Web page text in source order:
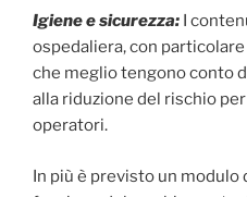
Igiene e sicurezza: I
ospedaliera, con
che meglio tengono conto
alla riduzione del rischio
operatori.
In più è previsto un modulo